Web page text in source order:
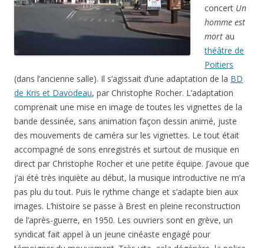
concert Un
homme est
mort au
théâtre de
Poitiers
(dans l’ancienne salle). Il s’agissait d’une adaptation de la BD
de Kris et Davodeau, par Christophe Rocher. L’adaptation
comprenait une mise en image de toutes les vignettes de la
bande dessinée, sans animation façon dessin animé, juste
des mouvements de caméra sur les vignettes. Le tout était
accompagné de sons enregistrés et surtout de musique en
direct par Christophe Rocher et une petite équipe. J’avoue que
j’ai été très inquiète au début, la musique introductive ne m’a
pas plu du tout. Puis le rythme change et s’adapte bien aux
images. L’histoire se passe à Brest en pleine reconstruction
de l’après-guerre, en 1950. Les ouvriers sont en grève, un
syndicat fait appel à un jeune cinéaste engagé pour